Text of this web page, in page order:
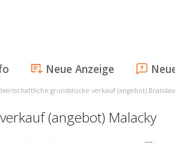
Neue Anzeige
grundstücke verkauf (angebot)
(angebot) Malacky